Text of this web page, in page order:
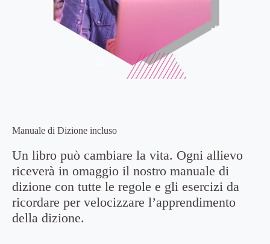
Manuale di Dizione incluso
Un libro può cambiare la vita. Ogni allievo
riceverà in omaggio il nostro manuale di
dizione con tutte le regole e gli esercizi da
ricordare per velocizzare l’apprendimento
della dizione.